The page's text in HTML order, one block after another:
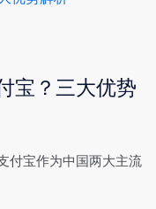
宝？三大优势
付宝作为中国两大主流